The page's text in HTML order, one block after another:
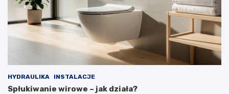
HYDRAULIKA INSTALACJE
Spłukiwanie wirowe – jak działa?